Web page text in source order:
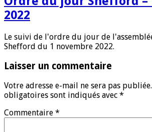
2022
Le suivi de l'ordre du jour de
Shefford du 1 novembre 2022.
Laisser un commentaire
Votre adresse e-mail ne sera pas publiée.
obligatoires sont indiqués avec *
Commentaire *